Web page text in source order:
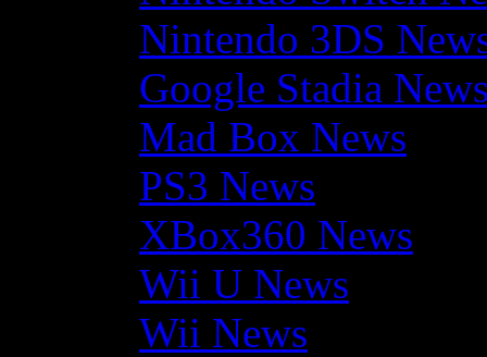
Nintendo 3DS
Google Stadia
Mad Box News
PS3 News
XBox360 News
Wii U News
Wii News